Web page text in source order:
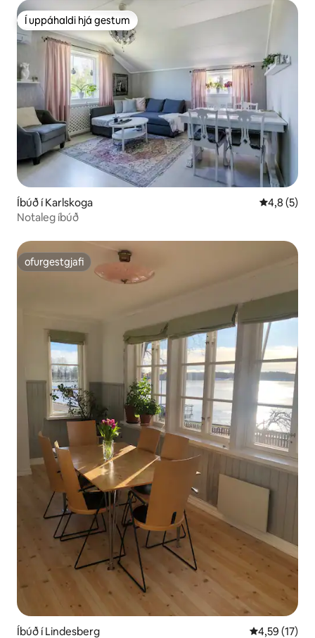
Í uppáhaldi hjá gestum
Í uppáhaldi hjá gestum
Íbúð í Karlskoga 4,8 af 5 í
4,8 (5)
Notaleg íbúð
ofurgestgjafi
ofurgestgjafi
Íbúð í Lindesberg 4,59 af 5 í
4,59 (17)